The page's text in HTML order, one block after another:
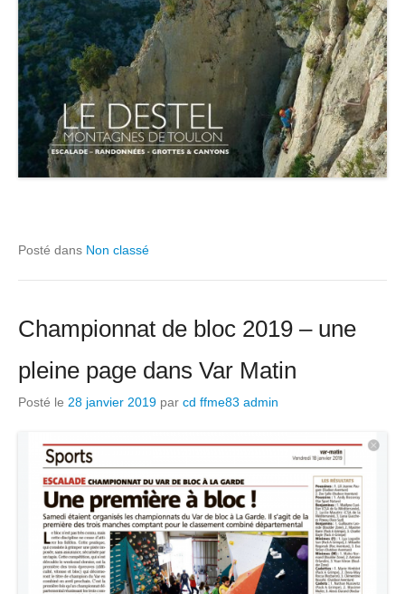
Posté dans Non classé
Championnat de bloc 2019 – une
pleine page dans Var Matin
Posté le 28 janvier 2019 par cd ffme83 admin